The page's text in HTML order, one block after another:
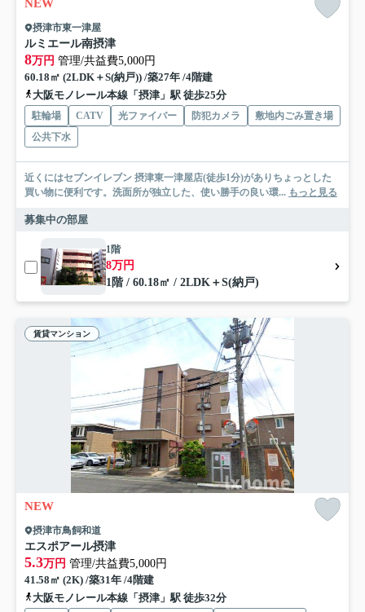
NEW
摂津市東一津屋
ルミエール南摂津
8万円 管理/共益費5,000円
60.18㎡ (2LDK＋S(納戸)) /築27年 /4階建
大阪モノレール本線「摂津」駅 徒歩25分
駐輪場 CATV 光ファイバー 防犯カメラ
敷地内ごみ置き場
公共下水
近くにはセブンイレブン 摂津東一津屋店(徒歩1分)がありちょっとした
買い物に便利です。洗面所が独立した、使い勝手の良い環... もっと見る
募集中の部屋
1階
8万円
1階 / 60.18㎡ / 2LDK＋S(納戸)
賃貸マンション
NEW
摂津市鳥飼和道
エスポアール摂津
5.3万円 管理/共益費5,000円
41.58㎡ (2K) /築31年 /4階建
大阪モノレール本線「摂津」駅 徒歩32分